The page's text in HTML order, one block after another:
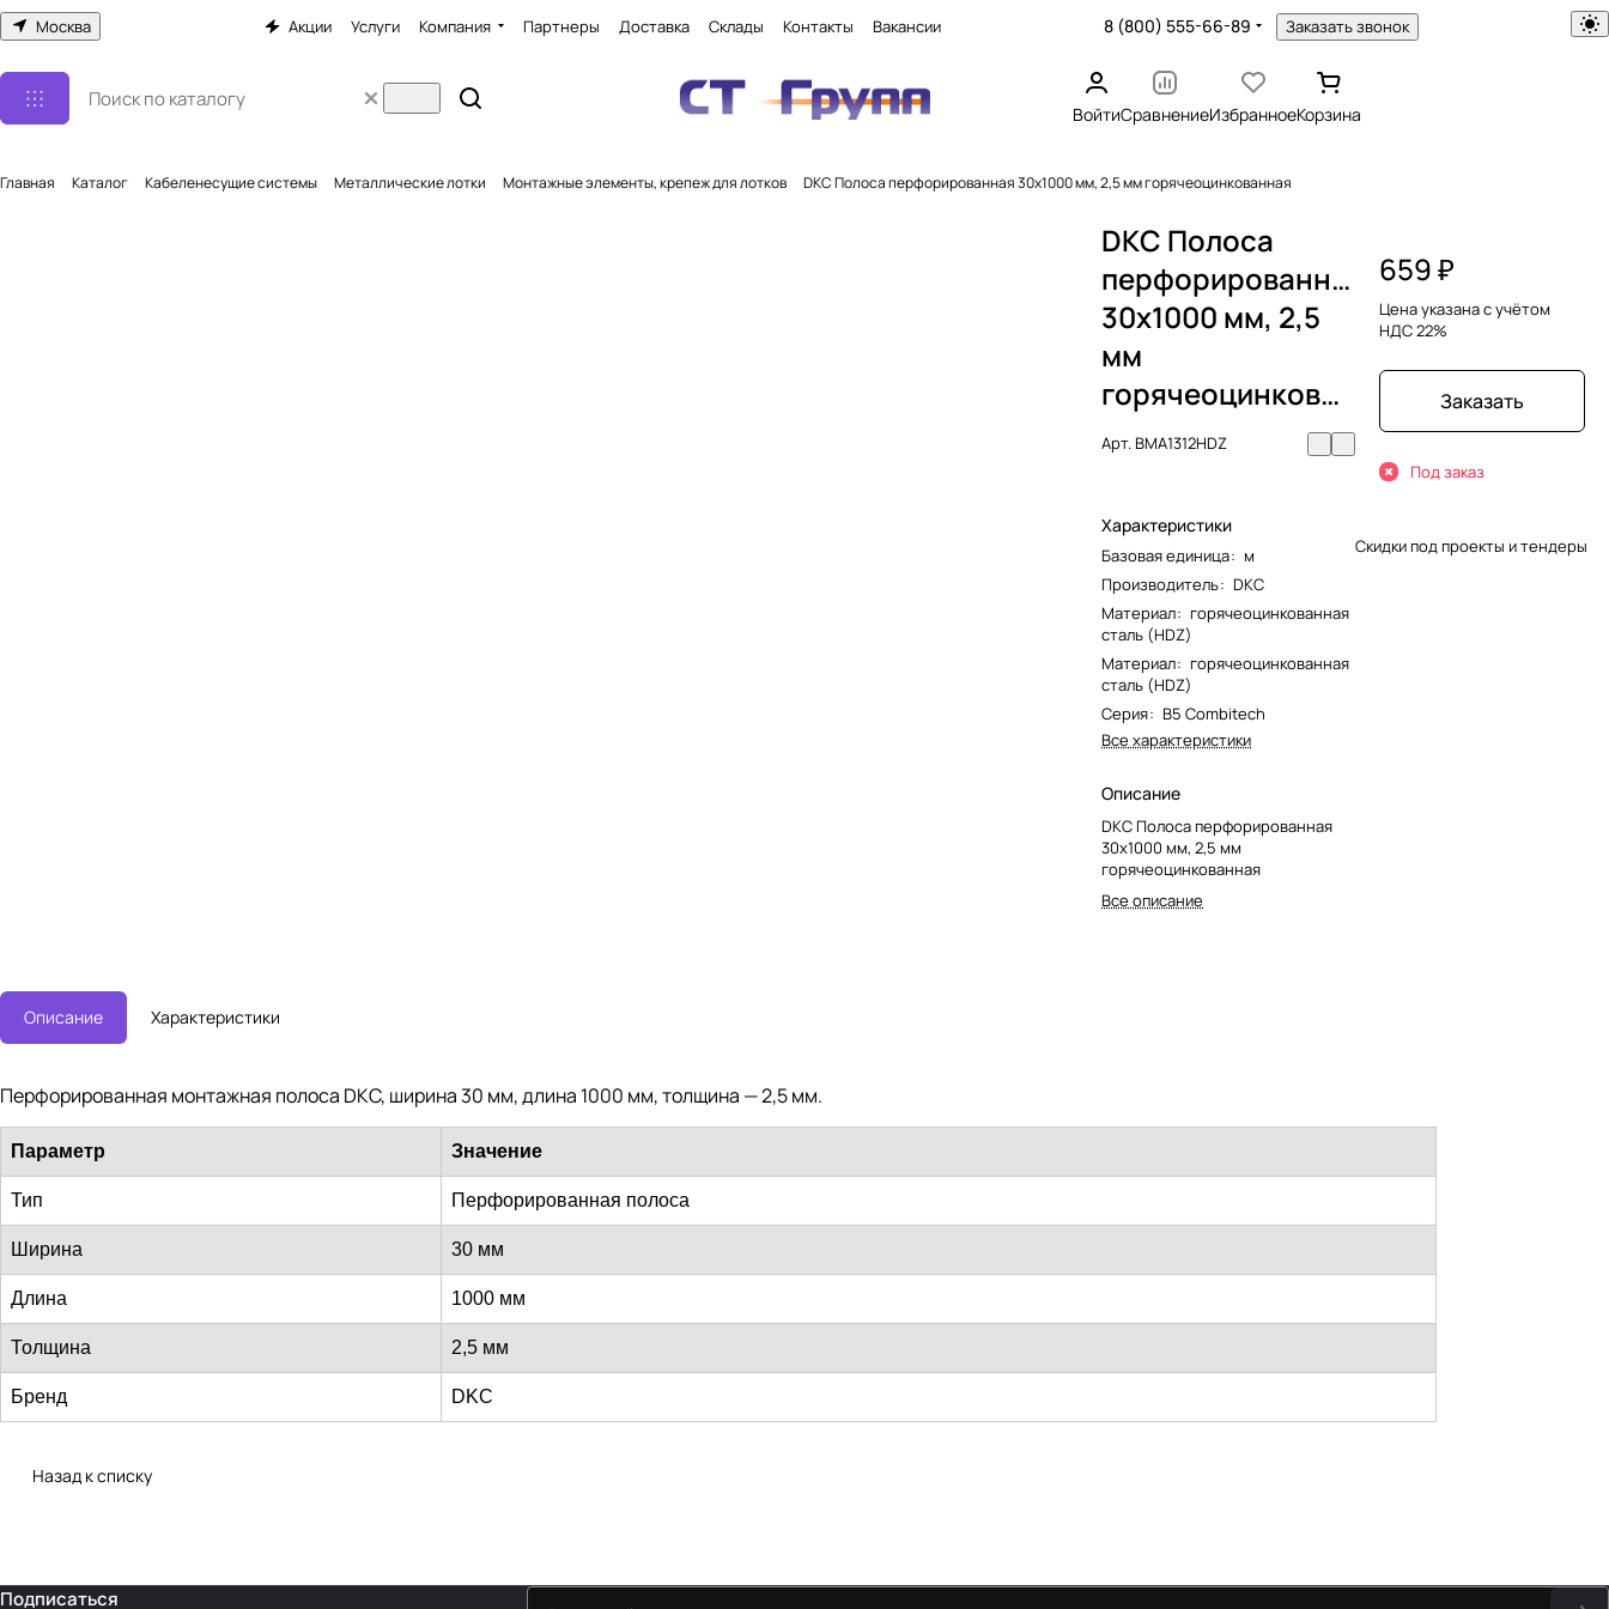
Москва Акции Услуги Компания Партнеры Доставка Склады Контакты Вакансии 8 (800) 555-66-89 Заказать звонок
ВойтиСравнениеИзбранноеКорзина
Главная Каталог Кабеленесущие системы Металлические лотки Монтажные элементы, крепеж для лотков DKC Полоса перфорированная 30x1000 мм, 2,5 мм горячеоцинкованная
DKC Полоса
перфорированная
30x1000 мм, 2,5
мм
горячеоцинкованная
Арт.BMA1312HDZ
Характеристики
Базовая единица: м
Производитель: DKC
Материал: горячеоцинкованная
сталь (HDZ)
Материал: горячеоцинкованная
сталь (HDZ)
Серия: B5 Combitech
Все характеристики
Описание
DKC Полоса перфорированная
30x1000 мм, 2,5 мм
горячеоцинкованная
Все описание
659 ₽
Цена указана с учётом
НДС 22%
Заказать
Под заказ
Скидки под проекты и тендеры
Описание Характеристики
Перфорированная монтажная полоса DKC, ширина 30 мм, длина 1000 мм, толщина — 2,5 мм.
Параметр Значение
Тип Перфорированная полоса
Ширина 30 мм
Длина 1000 мм
Толщина 2,5 мм
Бренд DKC
Назад к списку
Подписаться